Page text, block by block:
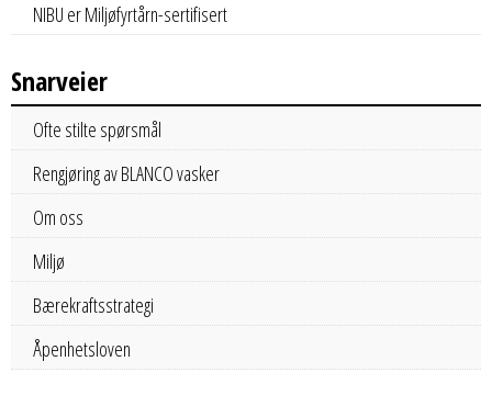
NIBU er Miljøfyrtårn-sertifisert
Snarveier
Ofte stilte spørsmål
Rengjøring av BLANCO vasker
Om oss
Miljø
Bærekraftsstrategi
Åpenhetsloven